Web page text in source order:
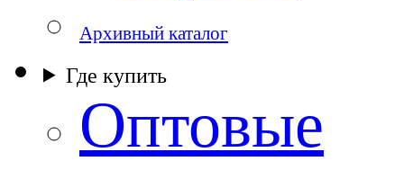
Архивный каталог
Где купить
Оптовые